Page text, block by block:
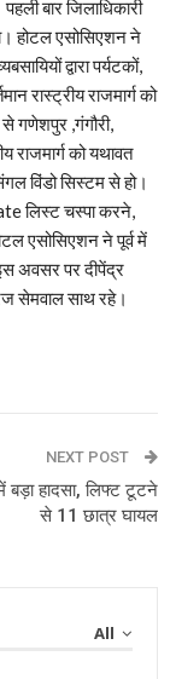
बार जिलाधिकारी
होटल एसोसिएशन ने
द्वारा पर्यटकों,
रास्ट्रीय राजमार्ग को
गणेशपुर ,गंगौरी,
राजमार्ग को यथावत
विंडो सिस्टम से हो।
लिस्ट चस्पा करने,
एसोसिएशन ने पूर्व में
अवसर पर दीपेंद्र
सेमवाल साथ रहे।
NEXT POST
बड़ा हादसा, लिफ्ट टूटने
से 11 छात्र घायल
All